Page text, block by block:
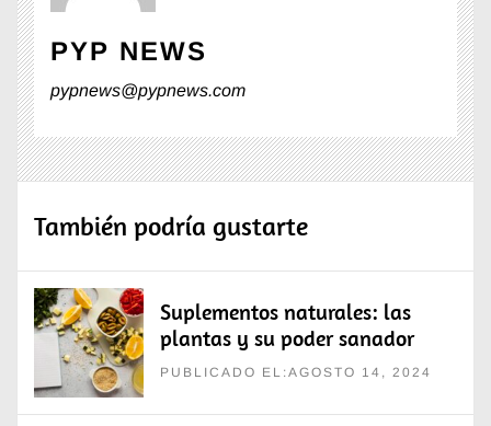
PYP NEWS
pypnews@pypnews.com
También podría gustarte
Suplementos naturales: las
plantas y su poder sanador
PUBLICADO EL:AGOSTO 14, 2024